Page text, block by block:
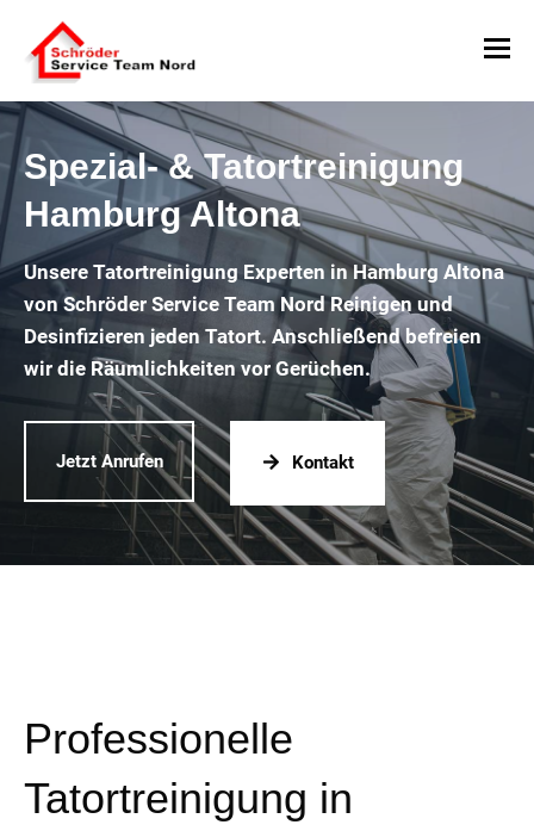
Spezial- & Tatortreinigung
Hamburg Altona
Unsere Tatortreinigung Experten in Hamburg Altona
von Schröder Service Team Nord Reinigen und
Desinfizieren jeden Tatort. Anschließend befreien
wir die Räumlichkeiten vor Gerüchen.
Jetzt Anrufen Kontakt
Professionelle
Tatortreinigung in